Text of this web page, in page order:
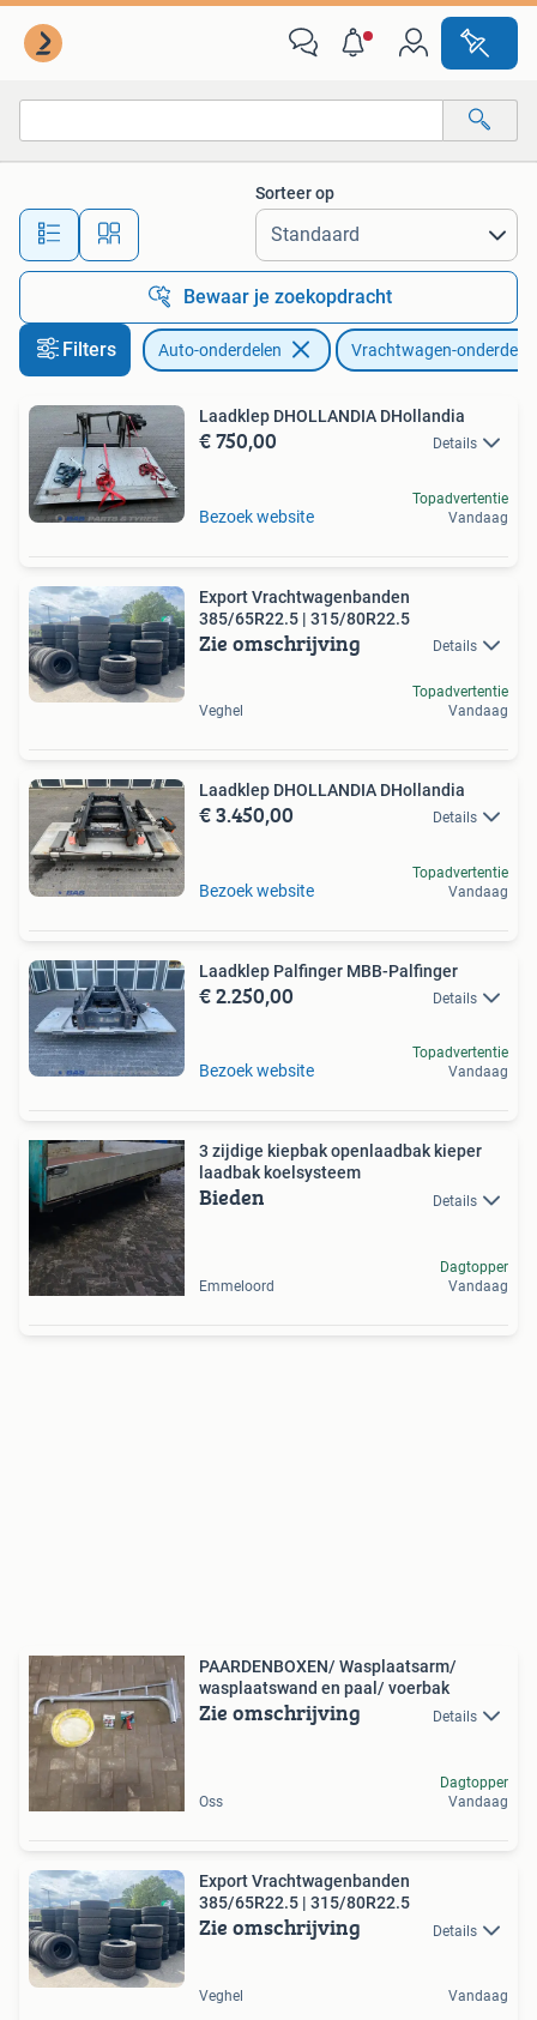
Alle afstanden…
Sorteer op
Bewaar je zoekopdracht
Filters Auto-onderdelen Vrachtwagen-
Laadklep DHOLLANDIA DHollandia
€ 750,00 Details
Bezoek website
Topadvertentie
Vandaag
Export Vrachtwagenbanden
385/65R22.5 | 315/80R22.5
Zie omschrijving Details
Veghel
Topadvertentie
Vandaag
Laadklep DHOLLANDIA DHollandia
€ 3.450,00 Details
Bezoek website
Topadvertentie
Vandaag
Laadklep Palfinger MBB-Palfinger
€ 2.250,00 Details
Bezoek website
Topadvertentie
Vandaag
3 zijdige kiepbak openlaadbak kieper
laadbak koelsysteem
Bieden Details
Emmeloord
Dagtopper
Vandaag
PAARDENBOXEN/ Wasplaatsarm/
wasplaatswand en paal/ voerbak
Zie omschrijving Details
Oss
Dagtopper
Vandaag
Export Vrachtwagenbanden
385/65R22.5 | 315/80R22.5
Zie omschrijving Details
Veghel Vandaag